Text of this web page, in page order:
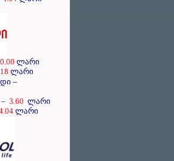
0.00 ლარი
ლარი
–
3.60 ლარი
ლარი